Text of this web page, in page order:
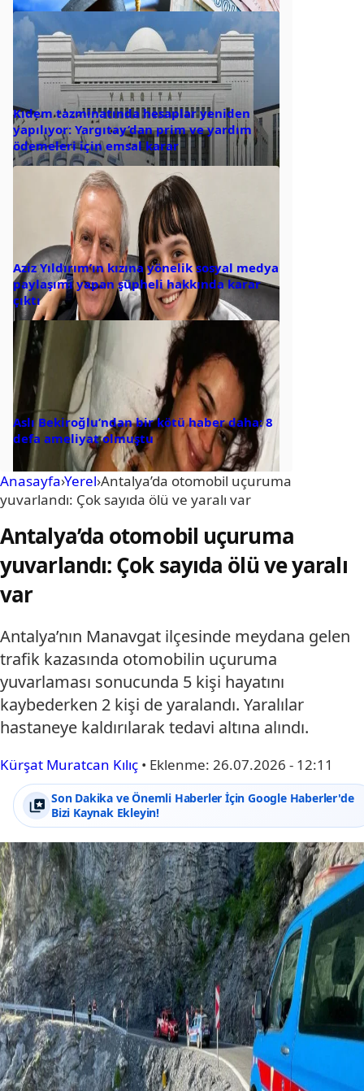
Kıdem tazminatında hesaplar yeniden
yapılıyor: Yargıtay’dan prim ve yardım
ödemeleri için emsal karar
Aziz Yıldırım’ın kızına yönelik sosyal medya
paylaşımı yapan şüpheli hakkında karar
çıktı
Aslı Bekiroğlu’ndan bir kötü haber daha: 8
defa ameliyat olmuştu
Anasayfa›Yerel›Antalya’da otomobil uçuruma
yuvarlandı: Çok sayıda ölü ve yaralı var
Antalya’da otomobil uçuruma
yuvarlandı: Çok sayıda ölü ve yaralı
var
Antalya’nın Manavgat ilçesinde meydana gelen
trafik kazasında otomobilin uçuruma
yuvarlaması sonucunda 5 kişi hayatını
kaybederken 2 kişi de yaralandı. Yaralılar
hastaneye kaldırılarak tedavi altına alındı.
Kürşat Muratcan Kılıç • Eklenme: 26.07.2026 - 12:11
Son Dakika ve Önemli Haberler İçin Google Haberler'de
Bizi Kaynak Ekleyin!